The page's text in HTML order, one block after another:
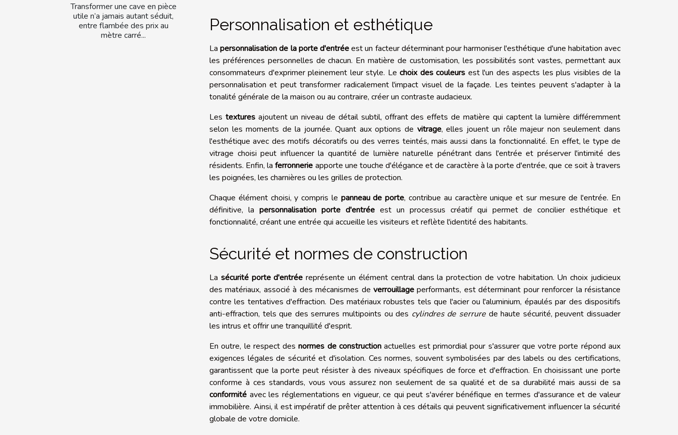
Transformer une cave en pièce
utile n’a jamais autant séduit,
entre flambée des prix au
mètre carré...
Personnalisation et esthétique
Lapersonnalisation de la porte d'entréeest un facteur déterminant pour harmoniser l'esthétique d'une habitation avec
les préférences personnelles de chacun. En matière de customisation, les possibilités sont vastes, permettant aux
consommateurs d'exprimer pleinement leur style. Lechoix des couleurs est l'un des aspects les plus visibles de la
personnalisation et peut transformer radicalement l'impact visuel de la façade. Les teintes peuvent s'adapter à la
tonalité générale de la maison ou au contraire, créer un contraste audacieux.
Les texturesajoutent un niveau de détail subtil, offrant des effets de matière qui captent la lumière différemment
selon les moments de la journée. Quant aux options de vitrage, elles jouent un rôle majeur non seulement dans
l'esthétique avec des motifs décoratifs ou des verres teintés, mais aussi dans la fonctionnalité. En effet, le type de
vitrage choisi peut influencer la quantité de lumière naturelle pénétrant dans l'entrée et préserver l'intimité des
résidents. Enfin, laferronnerie apporte une touche d'élégance et de caractère à la porte d'entrée, que ce soit à travers
les poignées, les charnières ou les grilles de protection.
Chaque élément choisi, y compris le panneau de porte, contribue au caractère unique et sur mesure de l'entrée. En
définitive, la personnalisation porte d'entrée est un processus créatif qui permet de concilier esthétique et
fonctionnalité, créant une entrée qui accueille les visiteurs et reflète l'identité des habitants.
Sécurité et normes de construction
La sécurité porte d'entrée représente un élément central dans la protection de votre habitation. Un choix judicieux
des matériaux, associé à des mécanismes de verrouillage performants, est déterminant pour renforcer la résistance
contre les tentatives d'effraction. Des matériaux robustes tels que l'acier ou l'aluminium, épaulés par des dispositifs
anti-effraction, tels que des serrures multipoints ou des cylindres de serrure de haute sécurité, peuvent dissuader
les intrus et offrir une tranquillité d'esprit.
En outre, le respect desnormes de construction actuelles est primordial pour s'assurer que votre porte répond aux
exigences légales de sécurité et d'isolation. Ces normes, souvent symbolisées par des labels ou des certifications,
garantissent que la porte peut résister à des niveaux spécifiques de force et d'effraction. En choisissant une porte
conforme à ces standards, vous vous assurez non seulement de sa qualité et de sa durabilité mais aussi de sa
conformité avec les réglementations en vigueur, ce qui peut s'avérer bénéfique en termes d'assurance et de valeur
immobilière. Ainsi, il est impératif de prêter attention à ces détails qui peuvent significativement influencer la sécurité
globale de votre domicile.